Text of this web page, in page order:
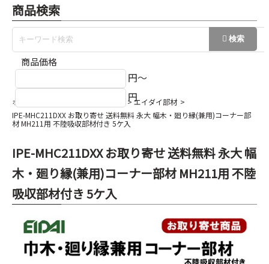
商品検索
商品価格
円～
円
ホーム
エイダイ部材
IPE-MHC211DXX お取り寄せ 送料無料 永大 幅木・廻り縁(兼用)コーナー部
材 MH211用 不陸吸収部材付き 5ケ入
IPE-MHC211DXX お取り寄せ 送料無料 永大 幅
木・廻り縁(兼用)コーナー部材 MH211用 不陸
吸収部材付き 5ケ入